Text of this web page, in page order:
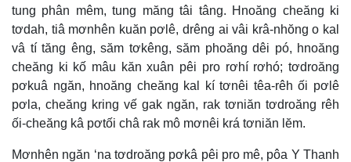
tung phân mêm, tung măng tâi tâng. Hnoăng cheăng ki
tơdah, tiâ mơnhên kuăn pơlê, drêng ai vâi krâ-nhŏng o kal
vâ tí tăng êng, săm tơkêng, săm phoăng dêi pó, hnoăng
cheăng ki kố mâu kăn xuân pêi pro rơhí rơhó; tơdroăng
pơkuâ ngăn, hnoăng cheăng kal kí tơnêi têa-rêh ối pơlê
pơla, cheăng kring vế gak ngăn, rak tơniăn tơdroăng rêh
ối-cheăng kâ pơtối châ rak mô mơnêi krá tơniăn lĕm.
Mơnhên ngăn ‘na tơdroăng pơkâ pêi pro mê, pôa Y Thanh